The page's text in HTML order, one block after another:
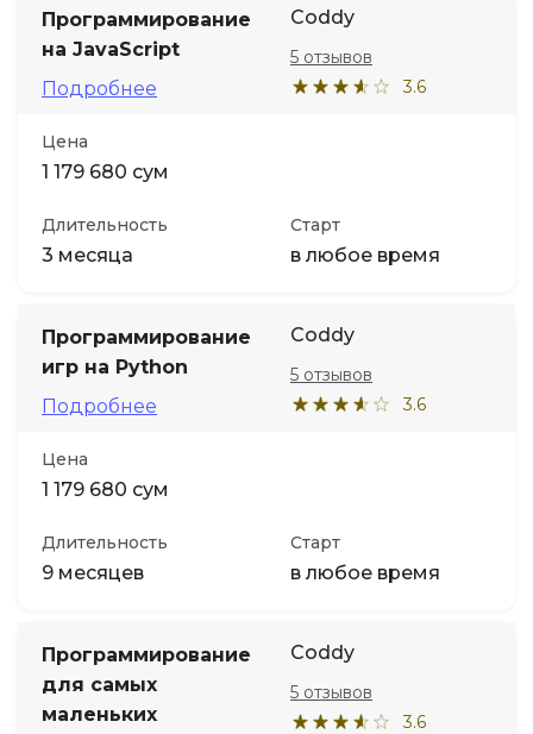
Программирование
на JavaScript
Подробнее
Coddy
3.6
5 отзывов
Цена
1 179 680 сум
Длительность
3 месяца
Старт
в любое время
Программирование
игр на Python
Подробнее
Coddy
3.6
5 отзывов
Цена
1 179 680 сум
Длительность
9 месяцев
Старт
в любое время
Программирование
для самых
маленьких
Coddy
3.6
5 отзывов